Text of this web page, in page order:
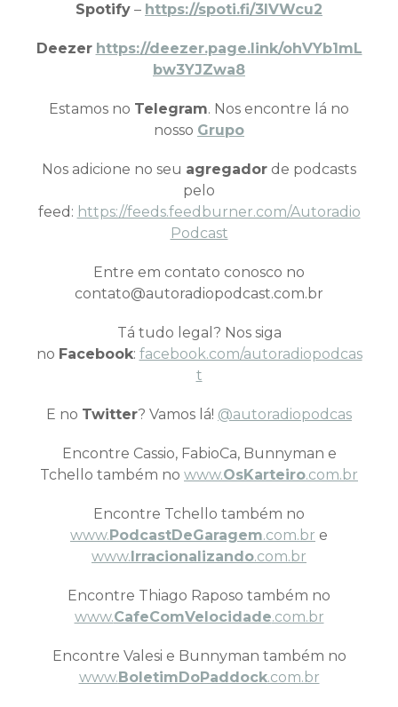
Spotify – https://spoti.fi/3IVWcu2
Deezer https://deezer.page.link/ohVYb1mL
bw3YJZwa8
Estamos no Telegram. Nos encontre lá no
nosso Grupo
Nos adicione no seu agregador de podcasts
pelo
feed: https://feeds.feedburner.com/Autoradio
Podcast
Entre em contato conosco no
contato@autoradiopodcast.com.br
Tá tudo legal? Nos siga
no Facebook: facebook.com/autoradiopodcas
t
E no Twitter? Vamos lá! @autoradiopodcas
Encontre Cassio, FabioCa, Bunnyman e
Tchello também no www.OsKarteiro.com.br
Encontre Tchello também no
www.PodcastDeGaragem.com.br e
www.Irracionalizando.com.br
Encontre Thiago Raposo também no
www.CafeComVelocidade.com.br
Encontre Valesi e Bunnyman também no
www.BoletimDoPaddock.com.br